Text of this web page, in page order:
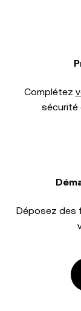
Complétez
sécurité
Déposez des